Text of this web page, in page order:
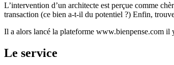
L’intervention d’un architecte est perçue comme
transaction (ce bien a-t-il du potentiel ?) Enfin,
Il a alors lancé la plateforme www.bienpense.com il
Le service